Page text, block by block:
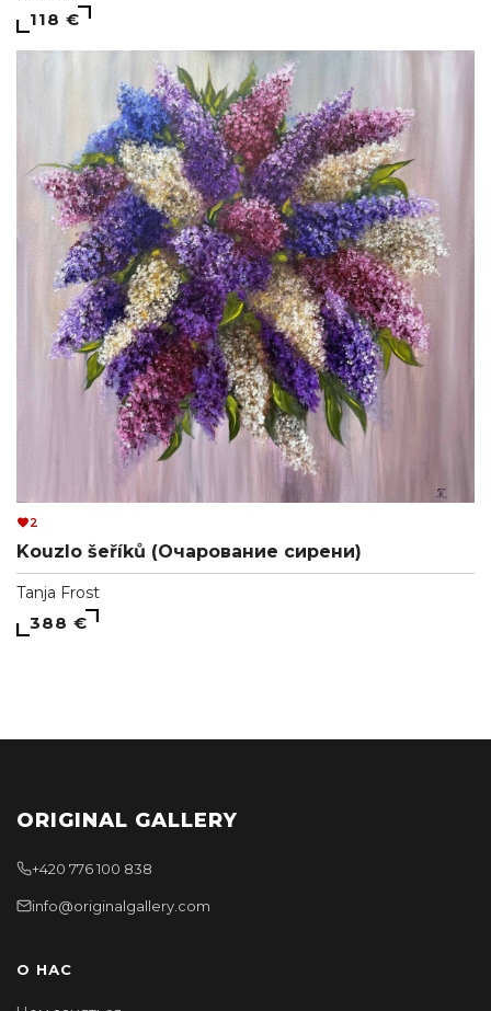
118 €
2
Kouzlo šeříků (Очарование сирени)
Tanja Frost
388 €
ORIGINAL GALLERY
+420 776 100 838
info@originalgallery.com
О НАС